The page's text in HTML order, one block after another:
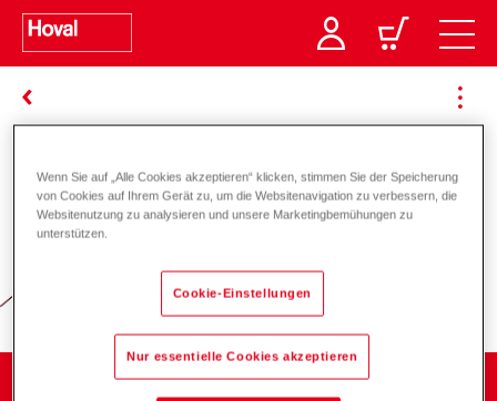
Verantwortung für Energie und
Wenn Sie auf „Alle Cookies akzeptieren“ klicken, stimmen Sie der Speicherung
von Cookies auf Ihrem Gerät zu, um die Websitenavigation zu verbessern, die
Websitenutzung zu analysieren und unsere Marketingbemühungen zu
unterstützen.
Cookie-Einstellungen
Nur essentielle Cookies akzeptieren